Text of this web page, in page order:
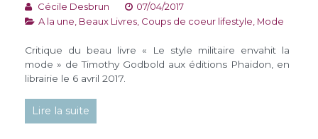
Cécile Desbrun
07/04/2017
A la une, Beaux Livres, Coups de coeur lifestyle, Mode
Critique du beau livre « Le style militaire envahit la
mode » de Timothy Godbold aux éditions Phaidon, en
librairie le 6 avril 2017.
Lire la suite